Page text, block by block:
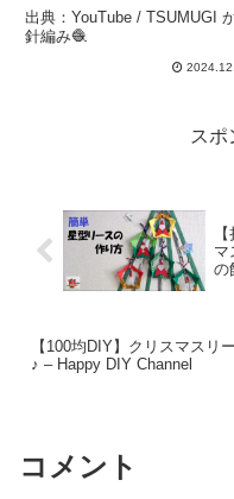
説/crochet ideas –
出典：YouTube / TSUMUGI
針編み🧶
スポ
マ
の
【100均DIY】クリスマスリ
♪ – Happy DIY Channel
コメント